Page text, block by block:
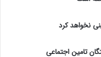
نخواهد کرد
تامین اجتماعی